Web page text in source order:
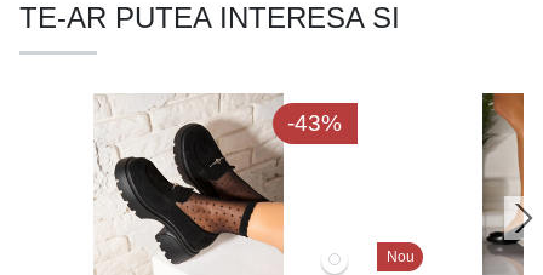
TE-AR PUTEA INTERESA SI
-43%
Nou